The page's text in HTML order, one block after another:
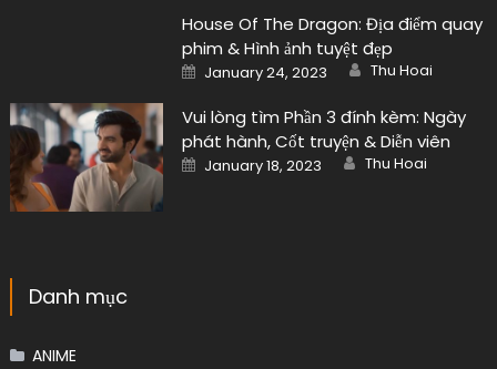
House Of The Dragon: Địa điểm quay
phim & Hình ảnh tuyệt đẹp
Posted
on
January 24, 2023 Author
Thu Hoai
Vui lòng tìm Phần 3 đính kèm: Ngày
phát hành, Cốt truyện & Diễn viên
Posted
on
January 18, 2023 Author
Thu Hoai
Danh mục
ANIME